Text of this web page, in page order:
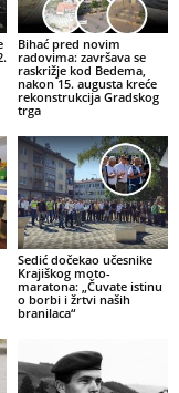
Bihać pred novim
radovima: završava se
raskrižje kod Bedema,
nakon 15. augusta kreće
rekonstrukcija Gradskog
trga
Sedić dočekao učesnike
Krajiškog moto-
maratona: „Čuvate istinu
o borbi i žrtvi naših
branilaca“